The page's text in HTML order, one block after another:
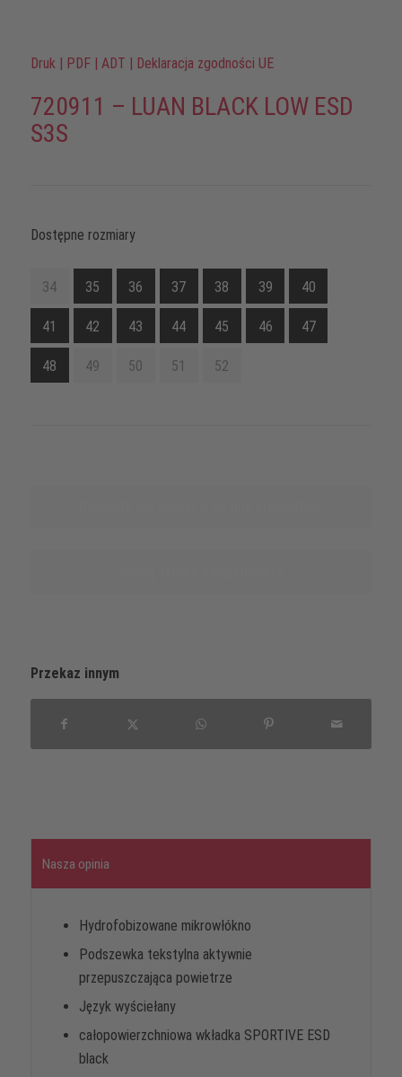
Druk | PDF | ADT | Deklaracja zgodności UE
720911 – LUAN BLACK LOW ESD
S3S
Dostępne rozmiary
34 35 36 37 38 39 40
41 42 43 44 45 46 47
48 49 50 51 52
Przekaz innym
Nasza opinia
Hydrofobizowane mikrowłókno
Podszewka tekstylna aktywnie
przepuszczająca powietrze
Język wyściełany
całopowierzchniowa wkładka SPORTIVE ESD
black